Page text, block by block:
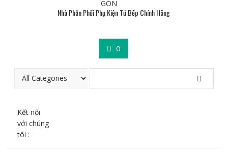
Nhà Phân Phối Phụ Kiện Tủ Bếp Chính Hãng
0
Kết nối
với chúng
tôi :